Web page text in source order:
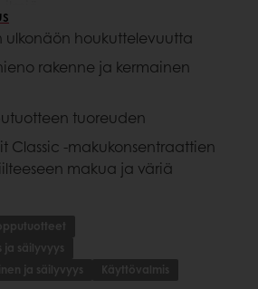
kaikenmuotoisten
ulkonäön houkuttelevuutta
rakenne ja kermainen
tuoreuden
Classic -makukonsentraattien
makua ja väriä
säilyvyys
ja säilyvyys
Käyttövalmis